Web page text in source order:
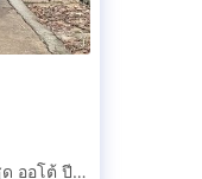
ฟรีดาวน์ TOYOTA REVO 4ประตู Prerunner 2.4 High ท๊อปสุด ออโต้ ปี2563(2020) วิ่งเพียง 60,000 กม. มือเดียวเชียงใหม่ สีขาว.